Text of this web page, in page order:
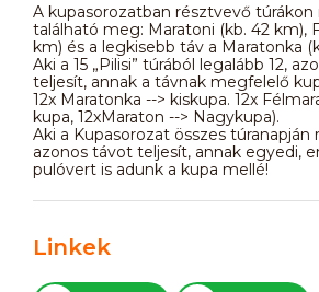
A kupasorozatban résztvevő
található meg: Maratoni (kb. 42 km),
km) és a legkisebb táv a Maratonka
Aki a 15 „Pilisi” túrából legalább 12,
teljesít, annak a távnak megfelelő
12x Maratonka --> kiskupa. 12x
kupa, 12xMaraton --> Nagykupa).
Aki a Kupasorozat összes túranapján
azonos távot teljesít, annak egyedi,
pulóvert is adunk a kupa mellé!
Linkek